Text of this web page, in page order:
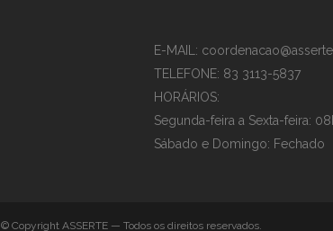
E-MAIL:
TELEFONE: 83 3113-5837
HORÁRIOS:
Segunda-feira a Sexta-feira:
Sábado e Domingo: Fechado
© Copyright ASSERTE — Todos os direitos reservados.